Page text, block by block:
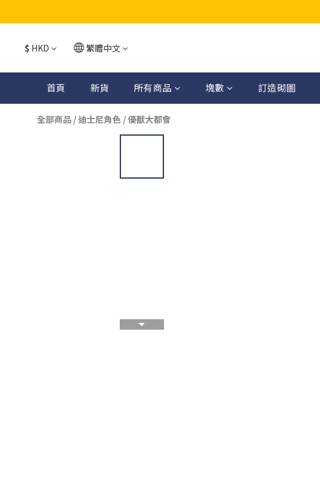
$ HKD 繁體中文
首頁 新貨 所有商品 塊數 訂造砌圖
全部商品 / 迪士尼角色 /優獸大都會